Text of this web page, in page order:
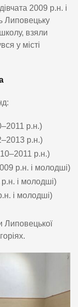
2009 р.н. і
Липовецьку
взяли
у місті
р.н.)
р.н.)
р.н.)
р.н. і молодші)
і молодші)
і молодші)
Липовецької